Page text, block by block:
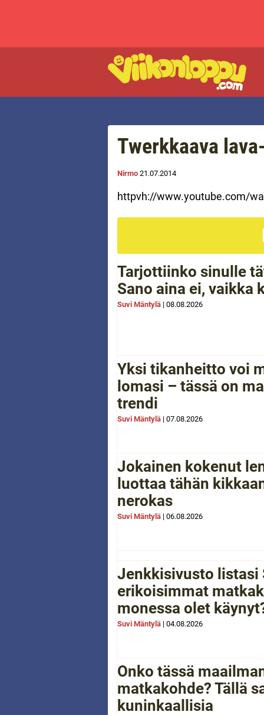
Twerkkaava
Nirmo 21.07.2014
httpvh://www.youtube.com/
Tarjottiinko sinulle
Sano aina ei, vaikka
Suvi Mäntylä | 08.08.2026
Yksi tikanheitto voi
lomasi – tässä on
trendi
Suvi Mäntylä | 07.08.2026
Jokainen kokenut
luottaa tähän
nerokas
Suvi Mäntylä | 06.08.2026
Jenkkisivusto listasi
erikoisimmat
monessa olet
Suvi Mäntylä | 04.08.2026
Onko tässä
matkakohde? Tällä
kuninkaallisia